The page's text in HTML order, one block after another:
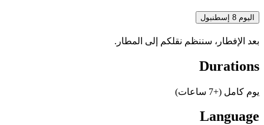
اليوم 8 إسطنبول
بعد الإفطار، سننظم نقلكم إلى المطار.
Durations
يوم كامل (+7 ساعات)
Language